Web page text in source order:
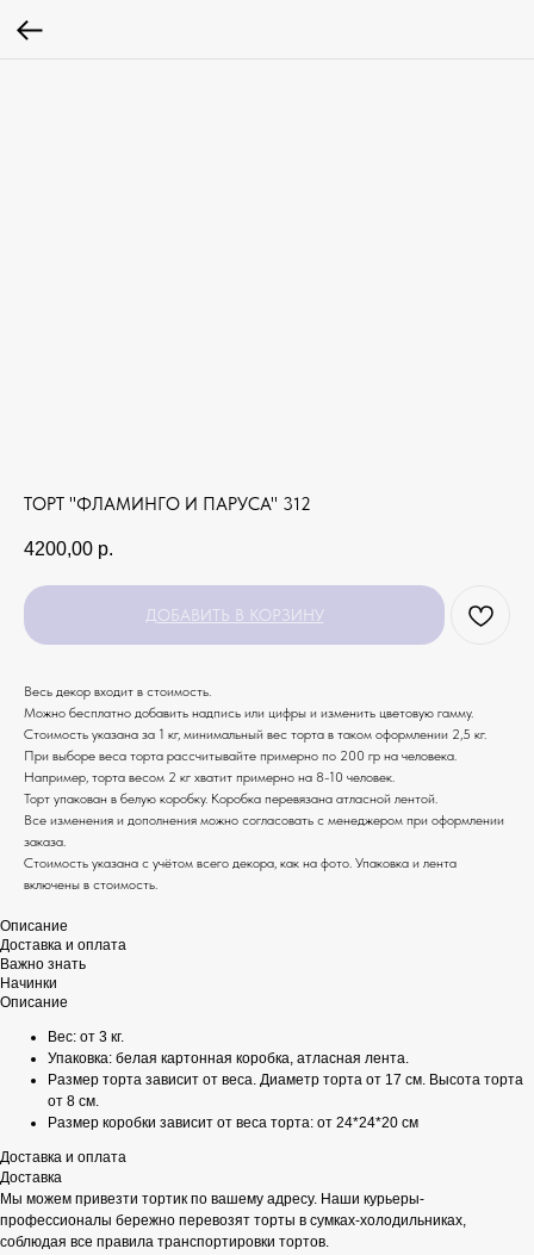
ТОРТ "ФЛАМИНГО И ПАРУСА" 312
4200,00 р.
ДОБАВИТЬ В КОРЗИНУ
Весь декор входит в стоимость.
Можно бесплатно добавить надпись или цифры и изменить цветовую гамму.
Стоимость указана за 1 кг, минимальный вес торта в таком оформлении 2,5 кг.
При выборе веса торта рассчитывайте примерно по 200 гр на человека.
Например, торта весом 2 кг хватит примерно на 8-10 человек.
Торт упакован в белую коробку. Коробка перевязана атласной лентой.
Все изменения и дополнения можно согласовать с менеджером при оформлении
заказа.
Стоимость указана с учётом всего декора, как на фото. Упаковка и лента
включены в стоимость.
Описание
Доставка и оплата
Важно знать
Начинки
Описание
Вес: от 3 кг.
Упаковка: белая картонная коробка, атласная лента.
Размер торта зависит от веса. Диаметр торта от 17 см. Высота торта
от 8 см.
Размер коробки зависит от веса торта: от 24*24*20 см
Доставка и оплата
Доставка
Мы можем привезти тортик по вашему адресу. Наши курьеры-
профессионалы бережно перевозят торты в сумках-холодильниках,
соблюдая все правила транспортировки тортов.